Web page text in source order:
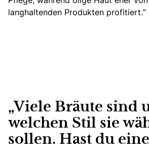
langhaltenden Produkten profitiert.“
„Viele Bräute sind
welchen Stil sie
sollen. Hast du